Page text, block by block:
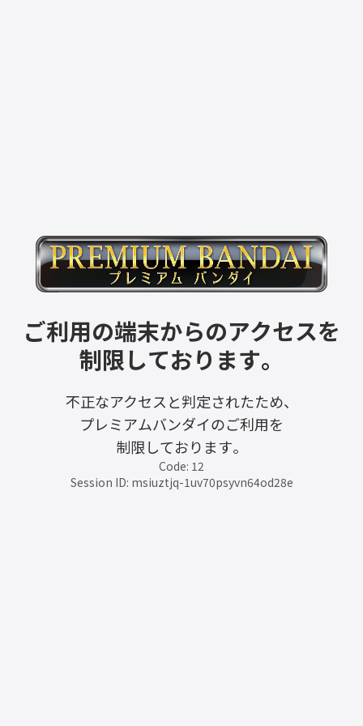
ご利用の端末からのアクセスを
制限しております。
不正なアクセスと判定されたため、
プレミアムバンダイのご利用を
制限しております。
Code: 12
Session ID: msiuztjq-1uv70psyvn64od28e